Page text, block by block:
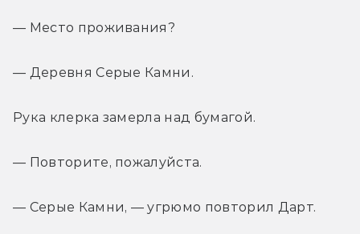
— Место проживания?
— Деревня Серые Камни.
Рука клерка замерла над бумагой.
— Повторите, пожалуйста.
— Серые Камни, — угрюмо повторил Дарт.